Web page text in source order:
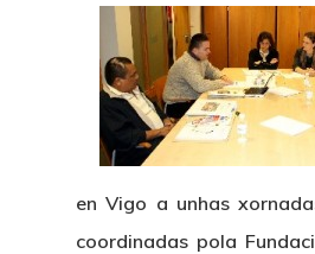
en Vigo a unhas
coordinadas pola